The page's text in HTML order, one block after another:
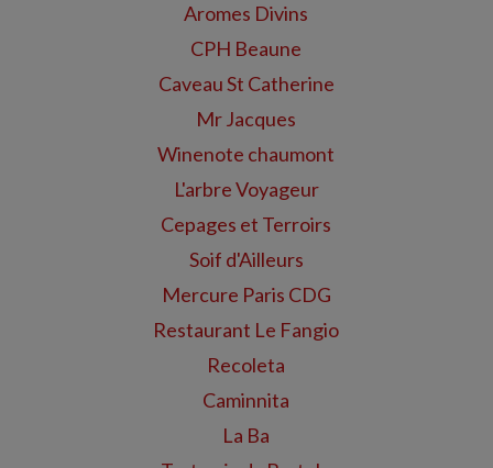
Aromes Divins
CPH Beaune
Caveau St Catherine
Mr Jacques
Winenote chaumont
L'arbre Voyageur
Cepages et Terroirs
Soif d'Ailleurs
Mercure Paris CDG
Restaurant Le Fangio
Recoleta
Caminnita
La Ba